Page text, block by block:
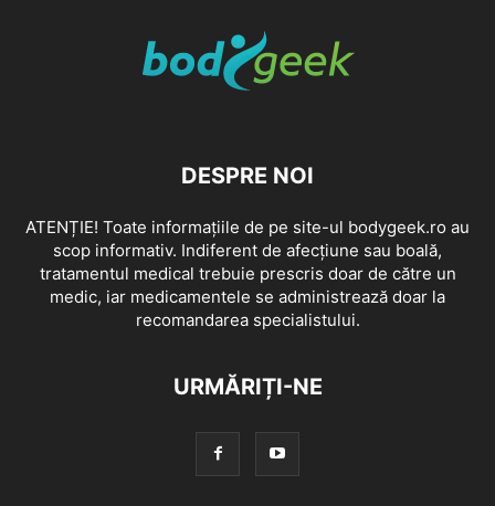
DESPRE NOI
ATENȚIE! Toate informațiile de pe site-ul bodygeek.ro au
scop informativ. Indiferent de afecțiune sau boală,
tratamentul medical trebuie prescris doar de către un
medic, iar medicamentele se administrează doar la
recomandarea specialistului.
URMĂRIȚI-NE